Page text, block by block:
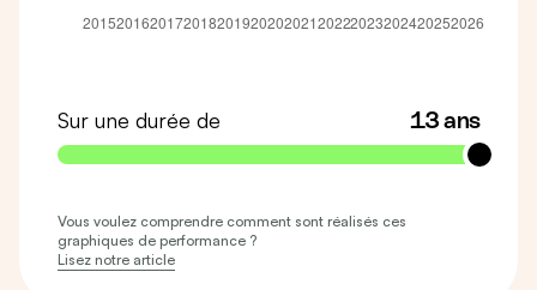
Sur une durée de 13 ans
Vous voulez comprendre comment sont réalisés ces
graphiques de performance ?
Lisez notre article